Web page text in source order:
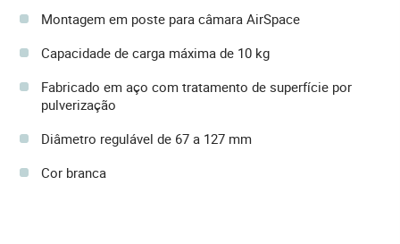
Montagem em poste para câmara AirSpace
Capacidade de carga máxima de 10 kg
Fabricado em aço com tratamento de superfície por
pulverização
Diâmetro regulável de 67 a 127 mm
Cor branca